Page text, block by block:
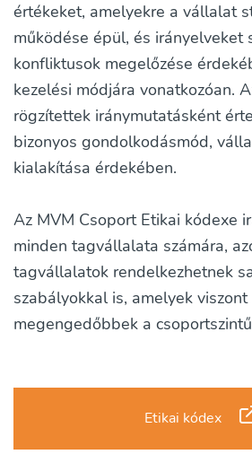
értékeket, amelyekre a vállalat
működése épül, és irányelveket
konfliktusok megelőzése
kezelési módjára vonatkozóan.
rögzítettek iránymutatásként
bizonyos gondolkodásmód,
kialakítása érdekében.
Az MVM Csoport Etikai kódexe
minden tagvállalata számára,
tagvállalatok rendelkezhetnek
szabályokkal is, amelyek
megengedőbbek a
Etikai kódex